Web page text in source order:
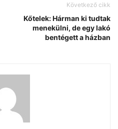
Következő cikk
Kőtelek: Hárman ki tudtak
menekülni, de egy lakó
bentégett a házban